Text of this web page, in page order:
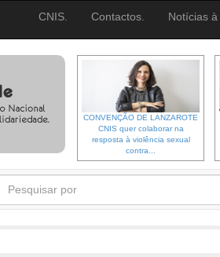
CNIS. Contactos. Notícias à
CONVENÇÃO DE LANZAROTE
CNIS quer colaborar na
resposta à violência sexual
contra...